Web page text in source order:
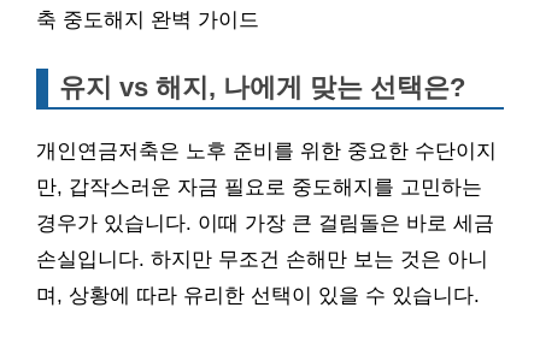
축 중도해지 완벽 가이드
유지 vs 해지, 나에게 맞는 선택은?
개인연금저축은 노후 준비를 위한 중요한 수단이지
만, 갑작스러운 자금 필요로 중도해지를 고민하는
경우가 있습니다. 이때 가장 큰 걸림돌은 바로 세금
손실입니다. 하지만 무조건 손해만 보는 것은 아니
며, 상황에 따라 유리한 선택이 있을 수 있습니다.